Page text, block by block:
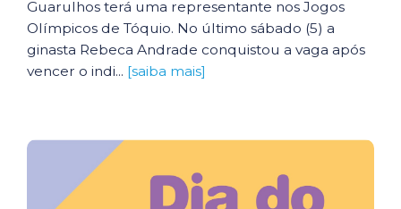
Guarulhos terá uma representante nos Jogos
Olímpicos de Tóquio. No último sábado (5) a
ginasta Rebeca Andrade conquistou a vaga após
vencer o indi... [saiba mais]